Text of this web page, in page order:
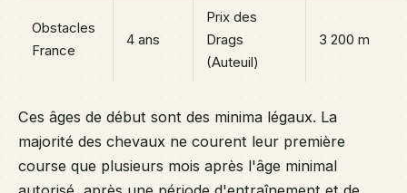
Obstacles
France
4 ans
Prix des
Drags
(Auteuil)
3 200 m
Ces âges de début sont des minima légaux. La
majorité des chevaux ne courent leur première
course que plusieurs mois après l'âge minimal